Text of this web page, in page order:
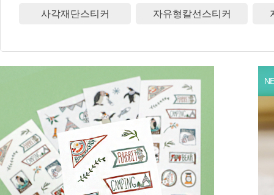
사각재단스티커 자유형칼선스티커